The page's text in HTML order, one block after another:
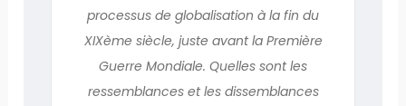
processus de globalisation à la fin du
XIXème siècle, juste avant la Première
Guerre Mondiale. Quelles sont les
ressemblances et les dissemblances